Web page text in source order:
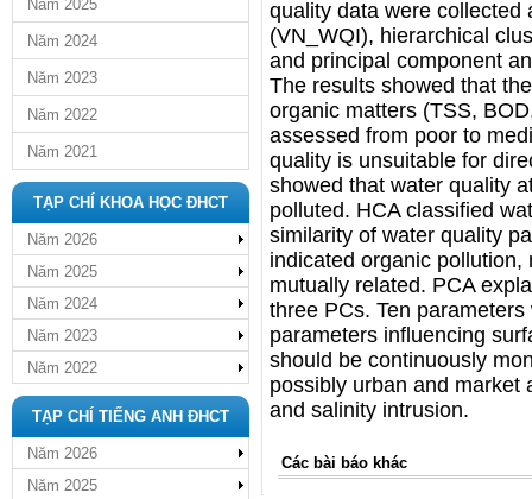
Năm 2025
Năm 2024
Năm 2023
Năm 2022
Năm 2021
TẠP CHÍ KHOA HỌC ĐHCT
Năm 2026
Năm 2025
Năm 2024
Năm 2023
Năm 2022
TẠP CHÍ TIẾNG ANH ĐHCT
Năm 2026
Năm 2025
quality data were collected
(VN_WQI), hierarchical
and principal component
The results showed that
organic matters (TSS,
assessed from poor to
quality is unsuitable for
showed that water quality
polluted. HCA classified
similarity of water quality
indicated organic
mutually related. PCA
three PCs. Ten
parameters influencing
should be continuously
possibly urban and market
and salinity intrusion.
Các bài báo khác